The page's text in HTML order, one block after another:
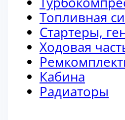
Топливная
Стартеры,
Ходовая
Кабина
Радиаторы